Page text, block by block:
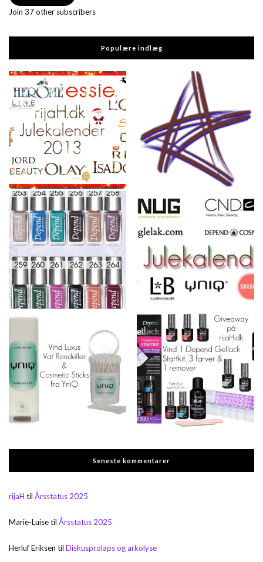
Join 37 other subscribers
Populære indlæg
Seneste kommentarer
rijaH til Årsstatus 2025
Marie-Luisetil Årsstatus 2025
Herluf Eriksen til Diskusprolaps og arkolyse